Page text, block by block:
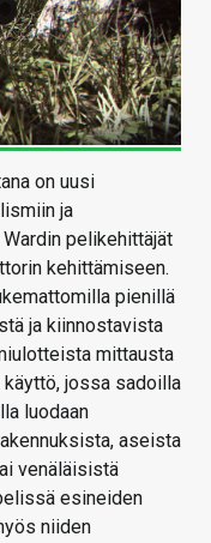
on uusi
ja
pelikehittäjät
kehittämiseen.
pienillä
ja kiinnostavista
mittausta
jossa sadoilla
luodaan
aseista
venäläisistä
esineiden
niiden